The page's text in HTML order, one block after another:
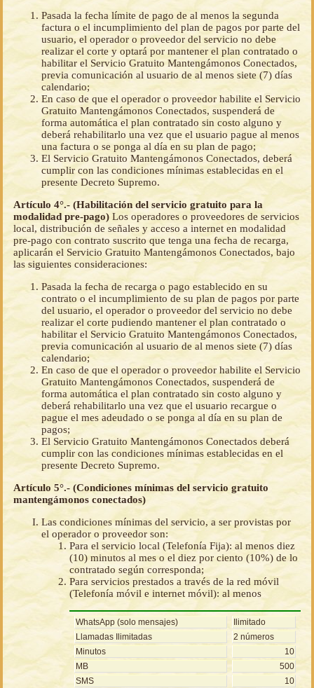
Pasada la fecha límite de pago de al menos la segunda
factura o el incumplimiento del plan de pagos por parte del
usuario, el operador o proveedor del servicio no debe
realizar el corte y optará por mantener el plan contratado o
habilitar el Servicio Gratuito Mantengámonos Conectados,
previa comunicación al usuario de al menos siete (7) días
calendario;
En caso de que el operador o proveedor habilite el Servicio
Gratuito Mantengámonos Conectados, suspenderá de
forma automática el plan contratado sin costo alguno y
deberá rehabilitarlo una vez que el usuario pague al menos
una factura o se ponga al día en su plan de pago;
El Servicio Gratuito Mantengámonos Conectados, deberá
cumplir con las condiciones mínimas establecidas en el
presente Decreto Supremo.
Artículo 4°.- (Habilitación del servicio gratuito para la
modalidad pre-pago) Los operadores o proveedores de servicios
local, distribución de señales y acceso a internet en modalidad
pre-pago con contrato suscrito que tenga una fecha de recarga,
aplicarán el Servicio Gratuito Mantengámonos Conectados, bajo
las siguientes consideraciones:
Pasada la fecha de recarga o pago establecido en su
contrato o el incumplimiento de su plan de pagos por parte
del usuario, el operador o proveedor del servicio no debe
realizar el corte pudiendo mantener el plan contratado o
habilitar el Servicio Gratuito Mantengámonos Conectados,
previa comunicación al usuario de al menos siete (7) días
calendario;
En caso de que el operador o proveedor habilite el Servicio
Gratuito Mantengámonos Conectados, suspenderá de
forma automática el plan contratado sin costo alguno y
deberá rehabilitarlo una vez que el usuario recargue o
pague el mes adeudado o se ponga al día en su plan de
pagos;
El Servicio Gratuito Mantengámonos Conectados deberá
cumplir con las condiciones mínimas establecidas en el
presente Decreto Supremo.
Artículo 5°.- (Condiciones mínimas del servicio gratuito
mantengámonos conectados)
Las condiciones mínimas del servicio, a ser provistas por
el operador o proveedor son:
Para el servicio local (Telefonía Fija): al menos diez
(10) minutos al mes o el diez por ciento (10%) de lo
contratado según corresponda;
Para servicios prestados a través de la red móvil
(Telefonía móvil e internet móvil): al menos
WhatsApp (solo mensajes)
Ilimitado
Llamadas Ilimitadas
2 números
Minutos
10
MB
500
SMS
10